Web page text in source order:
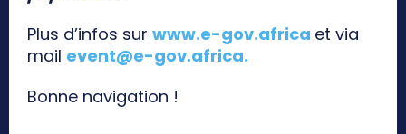
Plus d’infos sur www.e-gov.africa et via
mail event@e-gov.africa.
Bonne navigation !